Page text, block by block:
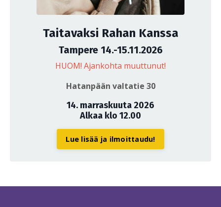
Taitavaksi Rahan Kanssa
Tampere 14.-15.11.2026
HUOM! Ajankohta muuttunut!
Hatanpään valtatie 30
14. marraskuuta 2026
Alkaa klo 12.00
Lue lisää ja ilmoittaudu!